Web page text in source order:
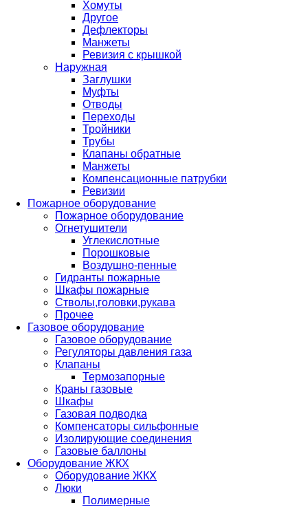
Хомуты
Другое
Дефлекторы
Манжеты
Ревизия с крышкой
Наружная
Заглушки
Муфты
Отводы
Переходы
Тройники
Трубы
Клапаны обратные
Манжеты
Компенсационные патрубки
Ревизии
Пожарное оборудование
Пожарное оборудование
Огнетушители
Углекислотные
Порошковые
Воздушно-пенные
Гидранты пожарные
Шкафы пожарные
Стволы,головки,рукава
Прочее
Газовое оборудование
Газовое оборудование
Регуляторы давления газа
Клапаны
Термозапорные
Краны газовые
Шкафы
Газовая подводка
Компенсаторы сильфонные
Изолирующие соединения
Газовые баллоны
Оборудование ЖКХ
Оборудование ЖКХ
Люки
Полимерные